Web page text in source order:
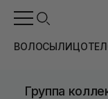
ВОЛОСЫЛИЦО
Группа